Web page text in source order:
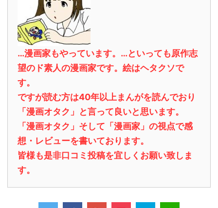
…漫画家もやっています。…といっても原作志
望のド素人の漫画家です。絵はヘタクソで
す。
ですが読む方は40年以上まんがを読んでおり
「漫画オタク」と言って良いと思います。
「漫画オタク」そして「漫画家」の視点で感
想・レビューを書いております。
皆様も是非口コミ投稿を宜しくお願い致しま
す。